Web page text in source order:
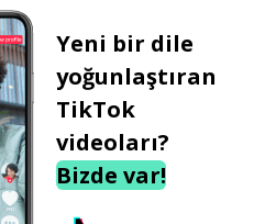
Yeni bir dile
yoğunlaştıran
TikTok
videoları?
Bizde var!